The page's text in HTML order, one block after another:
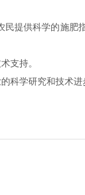
提供科学的施肥
支持。
学研究和技术进